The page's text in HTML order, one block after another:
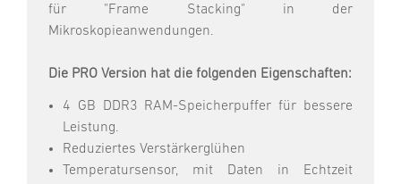
für "Frame Stacking" in der
Mikroskopieanwendungen.
Die PRO Version hat die folgenden Eigenschaften:
4 GB DDR3 RAM-Speicherpuffer für bessere
Leistung.
Reduziertes Verstärkerglühen
Temperatursensor, mit Daten in Echtzeit